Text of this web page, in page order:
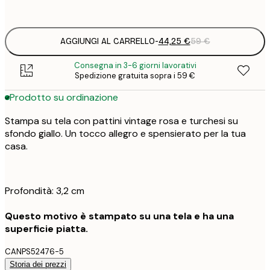
AGGIUNGI AL CARRELLO-44,25 €59 €
Consegna in 3-6 giorni lavorativi
Spedizione gratuita sopra i 59 €
Prodotto su ordinazione
Stampa su tela con pattini vintage rosa e turchesi su
sfondo giallo. Un tocco allegro e spensierato per la tua
casa.
Profondità: 3,2 cm
Questo motivo è stampato su una tela e ha una
superficie piatta.
CANPS52476-5
Storia dei prezzi